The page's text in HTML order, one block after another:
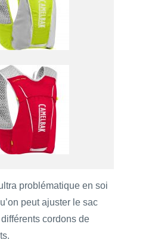
problématique en soi
peut ajuster le sac
cordons de